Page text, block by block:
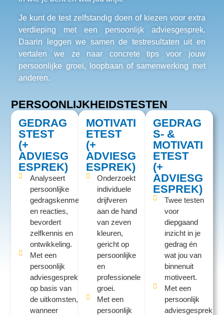
Je kunt de test zelfstandig doen of kiezen voor extra
verdieping met een persoonlijk adviesgesprek.
Daarin leggen we samen de testresultaten uit en
vertalen we ze naar concrete tips voor jouw
persoonlijke groei, loopbaan of samenwerking met
anderen.
PERSOONLIJKHEIDSTESTEN
GEDRAG
STEST
(+
ADVIESG
ESPREK)
Analyseert
persoonlijke
gedragskenmerken
en reacties,
bevordert
zelfkennis en
ontwikkeling.
Met een
persoonlijk
adviesgesprek
op basis van
de uitkomsten,
wanneer
MOTIVATI
ETEST
(+
ADVIESG
ESPREK)
Onderzoekt
individuele
drijfveren
aan de hand
van zeven
kleuren,
gericht op
persoonlijke
en
professionele
groei.
Met een
persoonlijk
GEDRAG
S- &
MOTIVATI
ETEST
(+
ADVIESG
ESPREK)
Twee testen
voor
diepgaand
inzicht in je
gedrag én
wat jou van
binnenuit
motiveert.
Met een
persoonlijk
adviesgesprek